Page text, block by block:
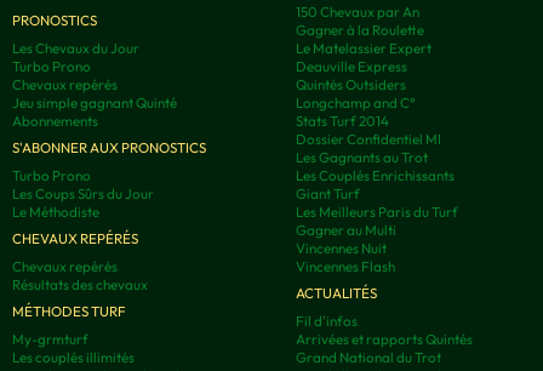
PRONOSTICS
Les Chevaux du Jour
Turbo Prono
Chevaux repérés
Jeu simple gagnant Quinté
Abonnements
S'ABONNER AUX PRONOSTICS
Turbo Prono
Les Coups Sûrs du Jour
Le Méthodiste
CHEVAUX REPÉRÉS
Chevaux repérés
Résultats des chevaux
MÉTHODES TURF
My-grmturf
Les couplés illimités
150 Chevaux par An
Gagner à la Roulette
Le Matelassier Expert
Deauville Express
Quintés Outsiders
Longchamp and C°
Stats Turf 2014
Dossier Confidentiel MI
Les Gagnants au Trot
Les Couplés Enrichissants
Giant Turf
Les Meilleurs Paris du Turf
Gagner au Multi
Vincennes Nuit
Vincennes Flash
ACTUALITÉS
Fil d'infos
Arrivées et rapports Quintés
Grand National du Trot